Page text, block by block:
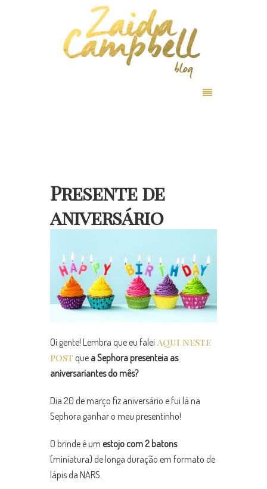
Presente de
aniversário
Oi gente! Lembra que eu falei aqui neste
post que a Sephora presenteia as
aniversariantes do mês?
Dia 20 de março fiz aniversário e fui lá na
Sephora ganhar o meu presentinho!
O brinde é um estojo com 2 batons
(miniatura) de longa duração em formato de
lápis da NARS.